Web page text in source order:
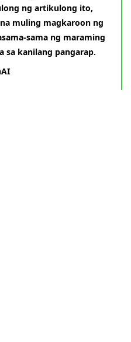
ng artikulong ito,
muling magkaroon ng
sama ng maraming
sa kanilang pangarap.